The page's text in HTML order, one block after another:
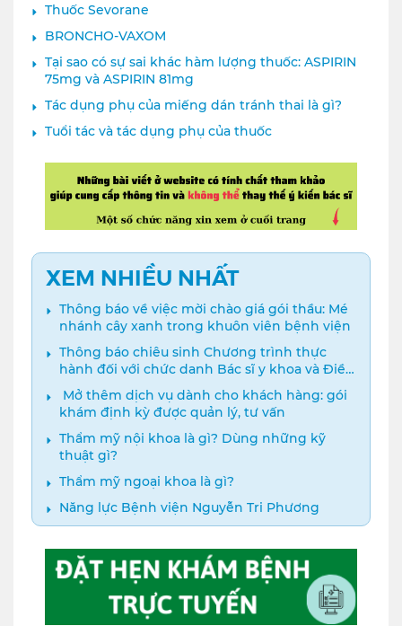
Thuốc Sevorane
BRONCHO-VAXOM
Tại sao có sự sai khác hàm lượng thuốc: ASPIRIN
75mg và ASPIRIN 81mg
Tác dụng phụ của miếng dán tránh thai là gì?
Tuổi tác và tác dụng phụ của thuốc
XEM NHIỀU NHẤT
Thông báo về việc mời chào giá gói thầu: Mé
nhánh cây xanh trong khuôn viên bệnh viện
Thông báo chiêu sinh Chương trình thực
hành đối với chức danh Bác sĩ y khoa và Điều
dưỡng năm 2024
️ Mở thêm dịch vụ dành cho khách hàng: gói
khám định kỳ được quản lý, tư vấn
Thẩm mỹ nội khoa là gì? Dùng những kỹ
thuật gì?
Thẩm mỹ ngoại khoa là gì?
Năng lực Bệnh viện Nguyễn Tri Phương